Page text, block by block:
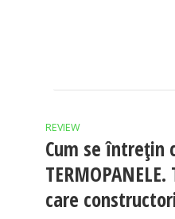
REVIEW
Cum se întreţin
TERMOPANELE.
care